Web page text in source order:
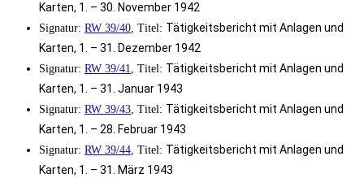
Karten, 1. – 30. November 1942
Signatur: RW 39/40, Titel: Tätigkeitsbericht mit Anlagen und
Karten, 1. – 31. Dezember 1942
Signatur: RW 39/41, Titel: Tätigkeitsbericht mit Anlagen und
Karten, 1. – 31. Januar 1943
Signatur: RW 39/43, Titel: Tätigkeitsbericht mit Anlagen und
Karten, 1. – 28. Februar 1943
Signatur: RW 39/44, Titel: Tätigkeitsbericht mit Anlagen und
Karten, 1. – 31. März 1943